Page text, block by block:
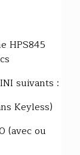
HPS845
suivants :
Keyless)
(avec ou